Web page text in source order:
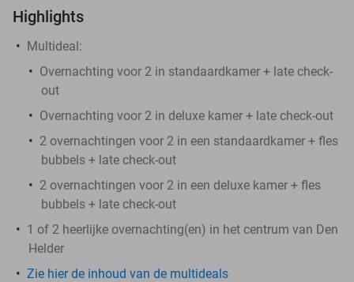
Highlights
Multideal:
Overnachting voor 2 in standaardkamer + late check-
out
Overnachting voor 2 in deluxe kamer + late check-out
2 overnachtingen voor 2 in een standaardkamer + fles
bubbels + late check-out
2 overnachtingen voor 2 in een deluxe kamer + fles
bubbels + late check-out
1 of 2 heerlijke overnachting(en) in het centrum van Den
Helder
Zie hier de inhoud van de multideals